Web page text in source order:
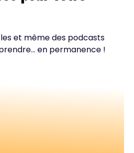
acteurs de référence ont
et inspirez-vous de leurs
votre propre transition.
et même des podcasts
en permanence !